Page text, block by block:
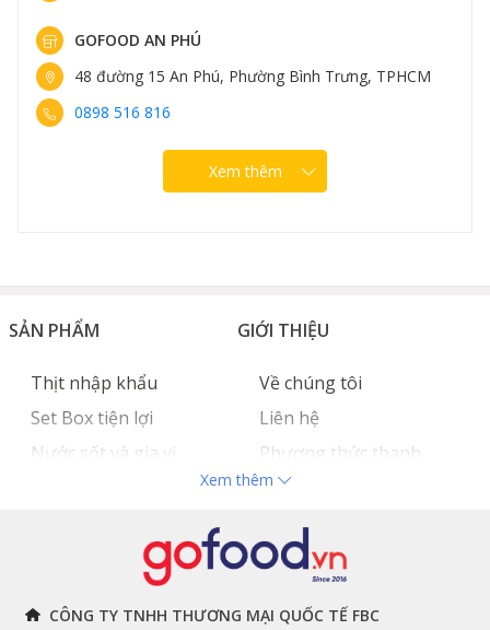
GOFOOD AN PHÚ
48 đường 15 An Phú, Phường Bình Trưng, TPHCM
0898 516 816
Xem thêm
SẢN PHẨM
Thịt nhập khẩu
Set Box tiện lợi
Nước sốt và gia vị
GIỚI THIỆU
Về chúng tôi
Liên hệ
Phương thức thanh
toán
Tuyển dụng
THÔNG TIN THEO DÕI NGAY
Xem thêm
CÔNG TY TNHH THƯƠNG MẠI QUỐC TẾ FBC